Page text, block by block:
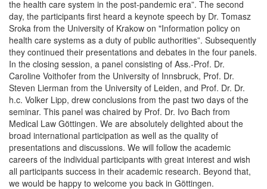
the health care system in the post-pandemic era”. The second
day, the participants first heard a keynote speech by Dr. Tomasz
Sroka from the University of Krakow on "Information policy on
health care systems as a duty of public authorities”. Subsequently
they continued their presentations and debates in the four panels.
In the closing session, a panel consisting of Ass.-Prof. Dr.
Caroline Voithofer from the University of Innsbruck, Prof. Dr.
Steven Lierman from the University of Leiden, and Prof. Dr. Dr.
h.c. Volker Lipp, drew conclusions from the past two days of the
seminar. This panel was chaired by Prof. Dr. Ivo Bach from
Medical Law Göttingen. We are absolutely delighted about the
broad international participation as well as the quality of
presentations and discussions. We will follow the academic
careers of the individual participants with great interest and wish
all participants success in their academic research. Beyond that,
we would be happy to welcome you back in Göttingen.